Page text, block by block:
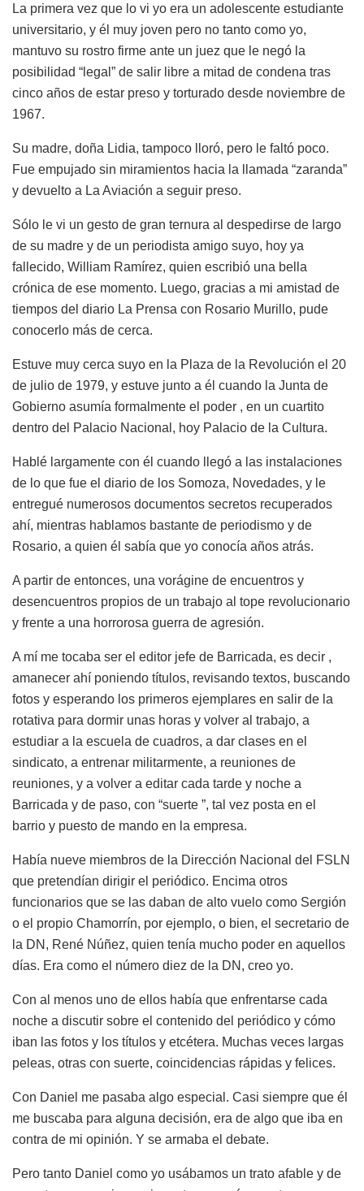
La primera vez que lo vi yo era un adolescente estudiante
universitario, y él muy joven pero no tanto como yo,
mantuvo su rostro firme ante un juez que le negó la
posibilidad “legal” de salir libre a mitad de condena tras
cinco años de estar preso y torturado desde noviembre de
1967.
Su madre, doña Lidia, tampoco lloró, pero le faltó poco.
Fue empujado sin miramientos hacia la llamada “zaranda”
y devuelto a La Aviación a seguir preso.
Sólo le vi un gesto de gran ternura al despedirse de largo
de su madre y de un periodista amigo suyo, hoy ya
fallecido, William Ramírez, quien escribió una bella
crónica de ese momento. Luego, gracias a mi amistad de
tiempos del diario La Prensa con Rosario Murillo, pude
conocerlo más de cerca.
Estuve muy cerca suyo en la Plaza de la Revolución el 20
de julio de 1979, y estuve junto a él cuando la Junta de
Gobierno asumía formalmente el poder , en un cuartito
dentro del Palacio Nacional, hoy Palacio de la Cultura.
Hablé largamente con él cuando llegó a las instalaciones
de lo que fue el diario de los Somoza, Novedades, y le
entregué numerosos documentos secretos recuperados
ahí, mientras hablamos bastante de periodismo y de
Rosario, a quien él sabía que yo conocía años atrás.
A partir de entonces, una vorágine de encuentros y
desencuentros propios de un trabajo al tope revolucionario
y frente a una horrorosa guerra de agresión.
A mí me tocaba ser el editor jefe de Barricada, es decir ,
amanecer ahí poniendo títulos, revisando textos, buscando
fotos y esperando los primeros ejemplares en salir de la
rotativa para dormir unas horas y volver al trabajo, a
estudiar a la escuela de cuadros, a dar clases en el
sindicato, a entrenar militarmente, a reuniones de
reuniones, y a volver a editar cada tarde y noche a
Barricada y de paso, con “suerte ”, tal vez posta en el
barrio y puesto de mando en la empresa.
Había nueve miembros de la Dirección Nacional del FSLN
que pretendían dirigir el periódico. Encima otros
funcionarios que se las daban de alto vuelo como Sergión
o el propio Chamorrín, por ejemplo, o bien, el secretario de
la DN, René Núñez, quien tenía mucho poder en aquellos
días. Era como el número diez de la DN, creo yo.
Con al menos uno de ellos había que enfrentarse cada
noche a discutir sobre el contenido del periódico y cómo
iban las fotos y los títulos y etcétera. Muchas veces largas
peleas, otras con suerte, coincidencias rápidas y felices.
Con Daniel me pasaba algo especial. Casi siempre que él
me buscaba para alguna decisión, era de algo que iba en
contra de mi opinión. Y se armaba el debate.
Pero tanto Daniel como yo usábamos un trato afable y de